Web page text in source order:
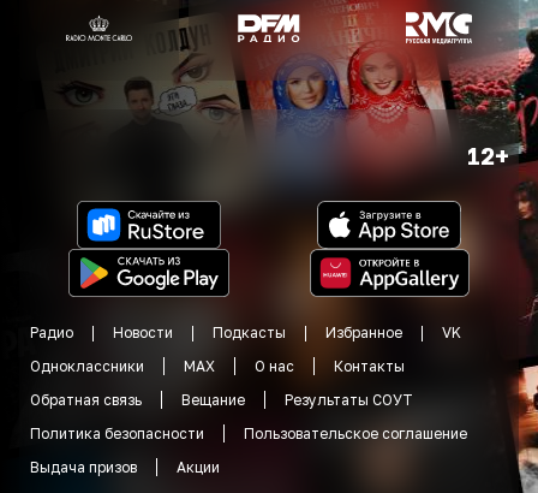
12+
Радио Новости Подкасты Избранное
VK
Одноклассники
MAX О нас
Контакты
Обратная связь
Вещание
Результаты СОУТ
Политика безопасности
Пользовательское соглашение
Выдача призов
Акции